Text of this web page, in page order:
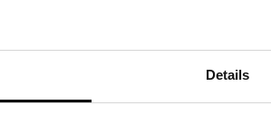
Details
Z REGULACJĄ I SPECJALNE
po bokach, co zwiększa ochronę